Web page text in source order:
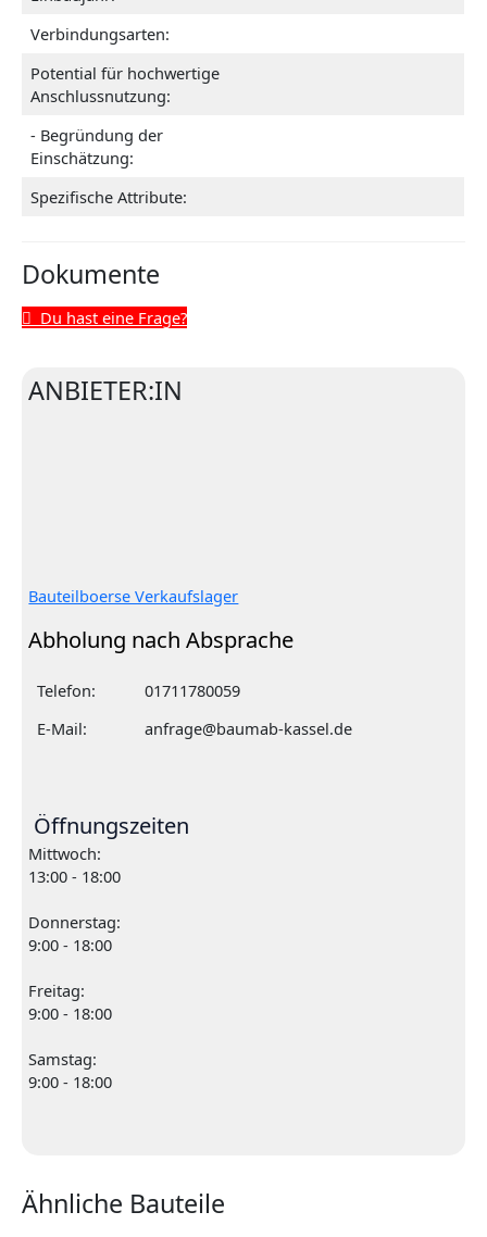
Verbindungsarten:
Potential für hochwertige
Anschlussnutzung:
- Begründung der
Einschätzung:
Spezifische Attribute:
Dokumente
Du hast eine Frage?
ANBIETER:IN
Bauteilboerse Verkaufslager
Abholung nach Absprache
Telefon:
01711780059
E-Mail:
anfrage@baumab-kassel.de
Öffnungszeiten
Mittwoch:
13:00 - 18:00
Donnerstag:
9:00 - 18:00
Freitag:
9:00 - 18:00
Samstag:
9:00 - 18:00
Ähnliche Bauteile